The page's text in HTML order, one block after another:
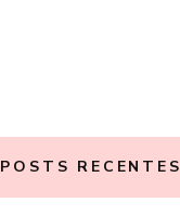
POSTS RECENTES